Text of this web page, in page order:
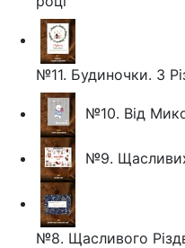
№11. Будиночки. З
№10. Від
№9.
№8. Щасливого